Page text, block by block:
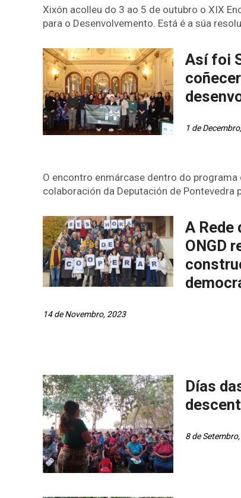
Xixón acolleu do 3 ao 5 de outubro o XIX
para o Desenvolvemento. Está é a súa
Así foi
1 de
O encontro enmárcase dentro do
colaboración da Deputación de Pontevedra
A Rede
ONGD
14 de Novembro, 2023
Días
8 de